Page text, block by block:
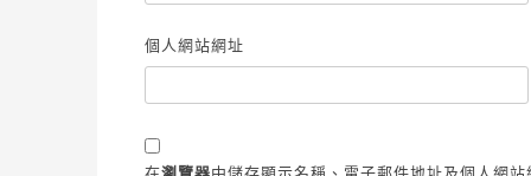
個人網站網址